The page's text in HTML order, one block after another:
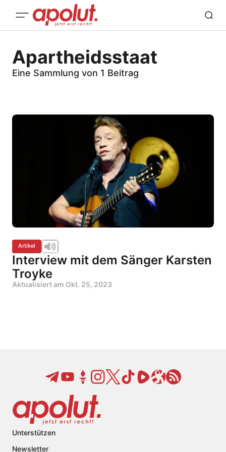
Apartheidsstaat
Eine Sammlung von 1 Beitrag
Artikel
Interview mit dem Sänger Karsten
Troyke
Aktualisiert am Okt. 25, 2023
Unterstützen
Newsletter